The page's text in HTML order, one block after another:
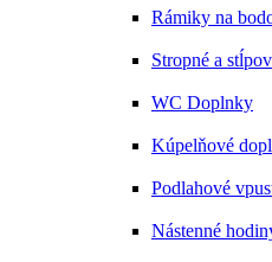
Rámiky na
Stropné a
WC Doplnky
Kúpelňové
Podlahové
Nástenné